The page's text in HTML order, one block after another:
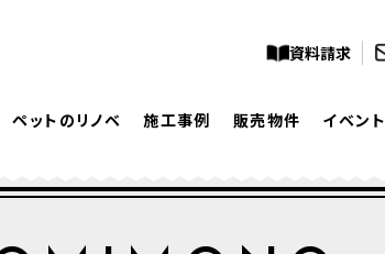
資料請求
ペットのリノベ 施工事例 販売物件 イベント